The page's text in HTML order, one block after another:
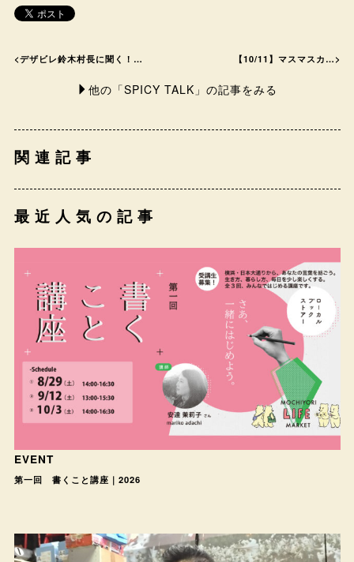
<デザビレ鈴木村長に聞く！… 【10/11】マスマスカ… >
他の「SPICY TALK」の記事をみる
関連記事
最近人気の記事
EVENT
第一回 書くこと講座｜2026